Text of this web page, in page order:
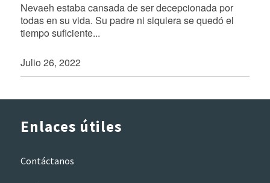
Nevaeh estaba cansada de ser decepcionada por
todas en su vida. Su padre ni siquiera se quedó el
tiempo suficiente...
Julio 26, 2022
Enlaces útiles
Contáctanos